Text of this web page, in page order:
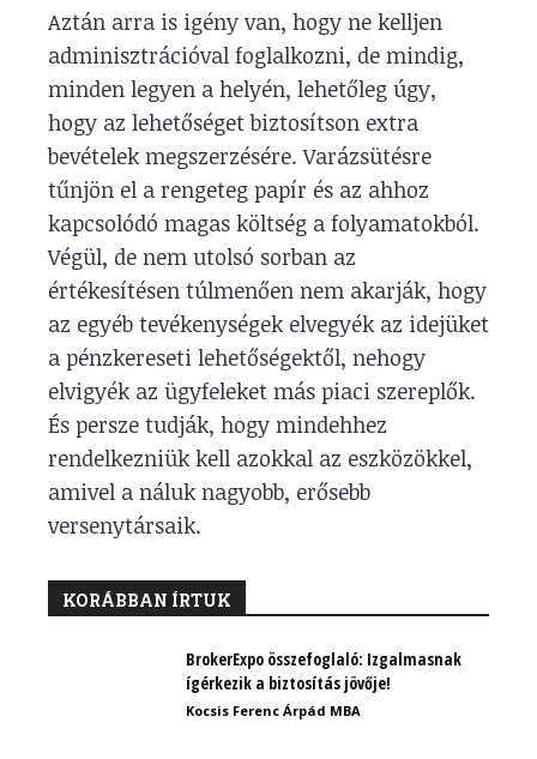
Aztán arra is igény van, hogy ne kelljen
adminisztrációval foglalkozni, de mindig,
minden legyen a helyén, lehetőleg úgy,
hogy az lehetőséget biztosítson extra
bevételek megszerzésére. Varázsütésre
tűnjön el a rengeteg papír és az ahhoz
kapcsolódó magas költség a folyamatokból.
Végül, de nem utolsó sorban az
értékesítésen túlmenően nem akarják, hogy
az egyéb tevékenységek elvegyék az idejüket
a pénzkereseti lehetőségektől, nehogy
elvigyék az ügyfeleket más piaci szereplők.
És persze tudják, hogy mindehhez
rendelkezniük kell azokkal az eszközökkel,
amivel a náluk nagyobb, erősebb
versenytársaik.
KORÁBBAN ÍRTUK
BrokerExpo összefoglaló: Izgalmasnak
ígérkezik a biztosítás jövője!
Kocsis Ferenc Árpád MBA